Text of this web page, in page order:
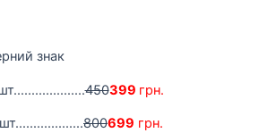
знак
450399 грн.
800699 грн.